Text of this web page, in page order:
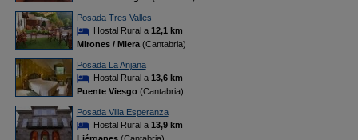
Posada Tres Valles
Hostal Rural a 12,1 km
Mirones / Miera(Cantabria)
Posada La Anjana
Hostal Rural a 13,6 km
Puente Viesgo(Cantabria)
Posada Villa Esperanza
Hostal Rural a 13,9 km